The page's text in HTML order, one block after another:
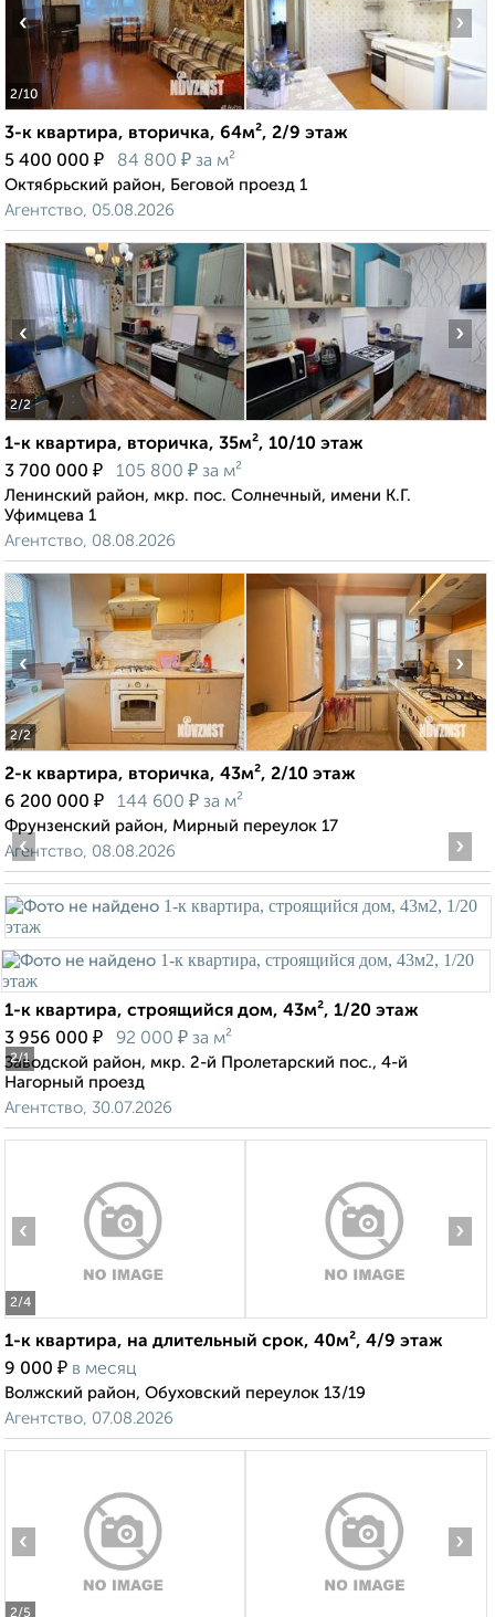
2/10
‹ ›
3-к квартира, вторичка, 64м², 2/9 этаж
5 400 000 ₽ 84 800 ₽ за м²
Октябрьский район, Беговой проезд 1
Агентство, 05.08.2026
2/2
‹ ›
1-к квартира, вторичка, 35м², 10/10 этаж
3 700 000 ₽ 105 800 ₽ за м²
Ленинский район, мкр. пос. Солнечный, имени К.Г.
Уфимцева 1
Агентство, 08.08.2026
2/2
‹ ›
2-к квартира, вторичка, 43м², 2/10 этаж
6 200 000 ₽ 144 600 ₽ за м²
Фрунзенский район, Мирный переулок 17
Агентство, 08.08.2026
2/1
‹ ›
1-к квартира, строящийся дом, 43м², 1/20 этаж
3 956 000 ₽ 92 000 ₽ за м²
Заводской район, мкр. 2-й Пролетарский пос., 4-й
Нагорный проезд
Агентство, 30.07.2026
2/4
‹ ›
1-к квартира, на длительный срок, 40м², 4/9 этаж
9 000 ₽ в месяц
Волжский район, Обуховский переулок 13/19
Агентство, 07.08.2026
2/5
‹ ›